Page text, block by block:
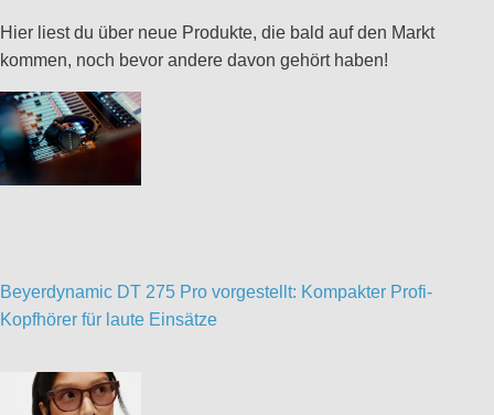
Hier liest du über neue Produkte, die bald auf den Markt
kommen, noch bevor andere davon gehört haben!
Beyerdynamic DT 275 Pro vorgestellt: Kompakter Profi-
Kopfhörer für laute Einsätze